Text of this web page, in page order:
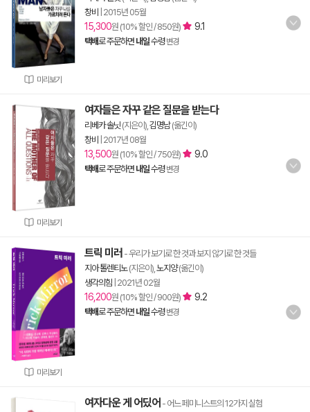
미리보기
창비
2015년 05월
15,300원 (10% 할인 / 850원) 9.1
택배로 주문하면 내일수령 변경
미리보기
여자들은 자꾸 같은 질문을 받는다
리베카 솔닛 (지은이), 김명남(옮긴이)
창비
2017년 08월
13,500원 (10% 할인 / 750원) 9.0
택배로 주문하면 내일수령 변경
미리보기
트릭 미러 - 우리가 보기로 한 것과 보지 않기로 한 것들
지아 톨렌티노(지은이), 노지양(옮긴이)
생각의힘 2021년 02월
16,200원 (10% 할인 / 900원) 9.2
택배로 주문하면 내일수령 변경
여자다운 게 어딨어 - 어느 페미니스트의 12가지 실험